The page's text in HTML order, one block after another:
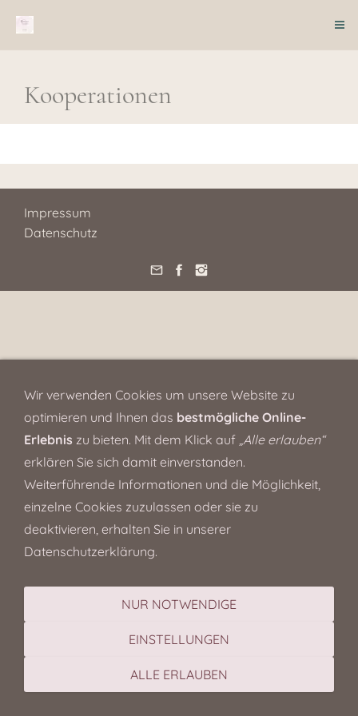
Kooperationen
Impressum
Datenschutz
Wir verwenden Cookies um unsere Website zu
optimieren und Ihnen das bestmögliche Online-
Erlebnis zu bieten. Mit dem Klick auf „Alle erlauben“
erklären Sie sich damit einverstanden.
Weiterführende Informationen und die Möglichkeit,
einzelne Cookies zuzulassen oder sie zu
deaktivieren, erhalten Sie in unserer
Datenschutzerklärung.
NUR NOTWENDIGE
EINSTELLUNGEN
ALLE ERLAUBEN